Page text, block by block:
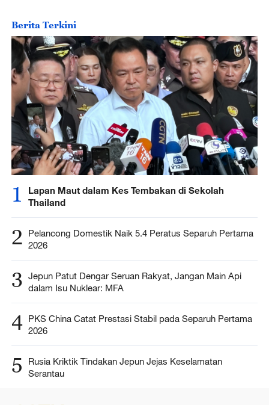
Berita Terkini
1
Lapan Maut dalam Kes Tembakan di Sekolah
Thailand
2
Pelancong Domestik Naik 5.4 Peratus Separuh Pertama
2026
3 Jepun Patut Dengar Seruan Rakyat, Jangan Main Api
dalam Isu Nuklear: MFA
4 PKS China Catat Prestasi Stabil pada Separuh Pertama
2026
5
Rusia Kriktik Tindakan Jepun Jejas Keselamatan
Serantau